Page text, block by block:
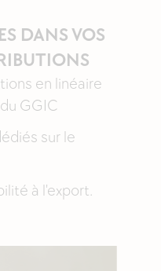
DANS VOS
en linéaire
GGIC
sur le
à l'export.